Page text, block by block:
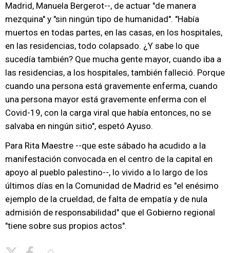
Madrid, Manuela Bergerot--, de actuar "de manera
mezquina" y "sin ningún tipo de humanidad". "Había
muertos en todas partes, en las casas, en los hospitales,
en las residencias, todo colapsado. ¿Y sabe lo que
sucedía también? Que mucha gente mayor, cuando iba a
las residencias, a los hospitales, también falleció. Porque
cuando una persona está gravemente enferma, cuando
una persona mayor está gravemente enferma con el
Covid-19, con la carga viral que había entonces, no se
salvaba en ningún sitio", espetó Ayuso.
Para Rita Maestre --que este sábado ha acudido a la
manifestación convocada en el centro de la capital en
apoyo al pueblo palestino--, lo vivido a lo largo de los
últimos días en la Comunidad de Madrid es "el enésimo
ejemplo de la crueldad, de falta de empatía y de nula
admisión de responsabilidad" que el Gobierno regional
"tiene sobre sus propios actos".